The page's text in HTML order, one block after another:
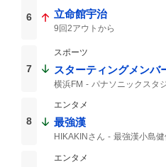
6 立命館宇治
9回2アウトから
7
スポーツ
スターティングメンバ
横浜FM パナソニックスタ
8
エンタメ
最強漢
HIKAKINさん 最強漢小島
エンタメ